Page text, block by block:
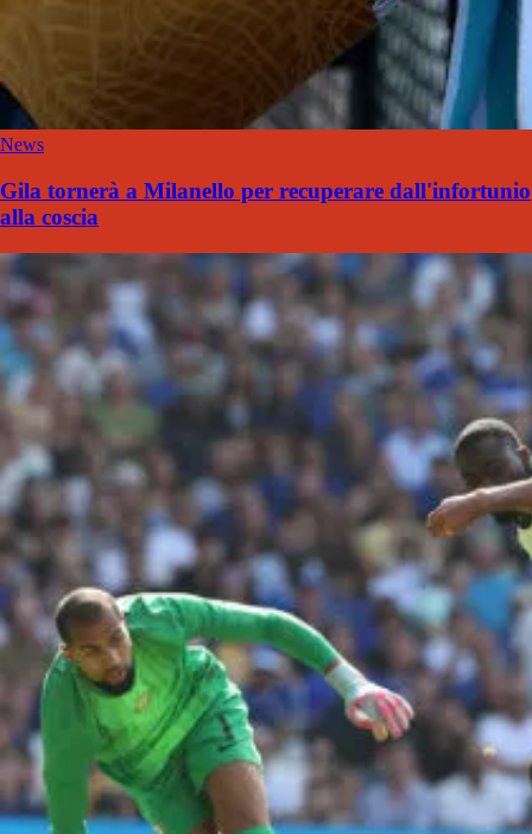
News
Gila tornerà a Milanello per recuperare dall'infortunio
alla coscia